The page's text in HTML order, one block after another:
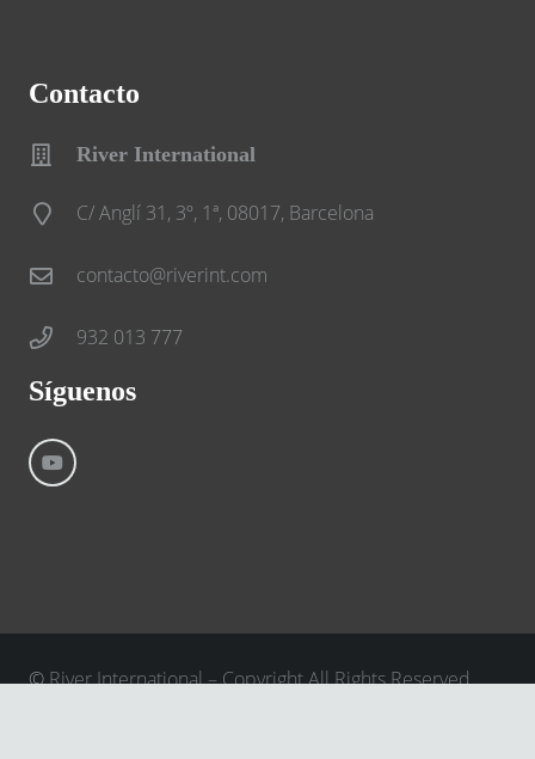
Contacto
River International
C/ Anglí 31, 3º, 1ª, 08017, Barcelona
contacto@riverint.com
932 013 777
Síguenos
©River International – Copyright All Rights Reserved